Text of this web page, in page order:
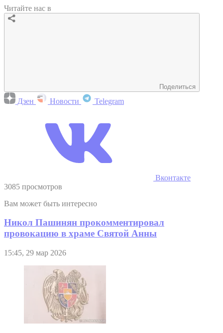
Читайте нас в
Поделиться
Дзен Новости Telegram
Вконтакте
3085 просмотров
Вам может быть интересно
Никол Пашинян прокомментировал
провокацию в храме Святой Анны
15:45, 29 мар 2026